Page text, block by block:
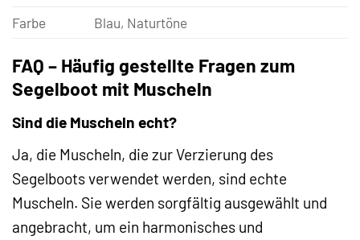
Farbe Blau, Naturtöne
FAQ – Häufig gestellte Fragen zum
Segelboot mit Muscheln
Sind die Muscheln echt?
Ja, die Muscheln, die zur Verzierung des
Segelboots verwendet werden, sind echte
Muscheln. Sie werden sorgfältig ausgewählt und
angebracht, um ein harmonisches und